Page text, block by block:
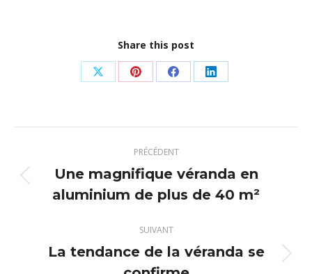
Share this post
Partager
X
Partager
Pinterest
Partager
Facebook
Partager
LinkedIn
article
PRÉCÉDENT
Article
précédent
Une magnifique véranda en
aluminium de plus de 40 m²
SUIVANT
Article
La tendance de la véranda se